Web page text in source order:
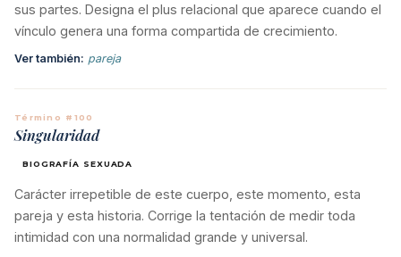
sus partes. Designa el plus relacional que aparece cuando el
vínculo genera una forma compartida de crecimiento.
Ver también: pareja
Término #100
Singularidad
BIOGRAFÍA SEXUADA
Carácter irrepetible de este cuerpo, este momento, esta
pareja y esta historia. Corrige la tentación de medir toda
intimidad con una normalidad grande y universal.